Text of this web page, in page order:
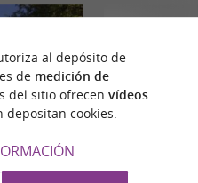
al depósito de
de medición de
del sitio ofrecen vídeos
cookies.